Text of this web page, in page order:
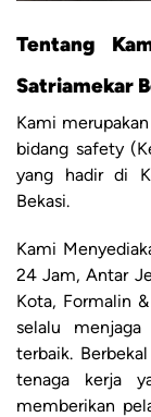
Tentang
Satriamekar
Kami
bidang safety
yang hadir di
Bekasi.
Kami
24 Jam, Antar
Kota, Formalin
selalu
terbaik.
tenaga kerja
memberikan